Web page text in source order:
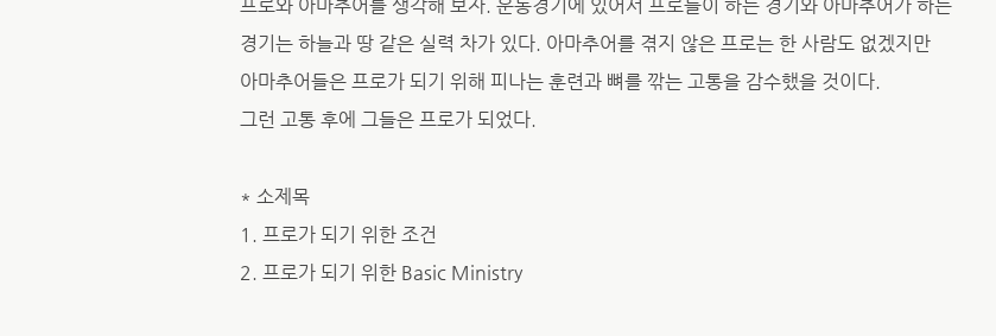
프로와 아마추어를 생각해 보자. 운동경기에 있어서 프로들이 하는 경기와 아마추어가 하는
경기는 하늘과 땅 같은 실력 차가 있다. 아마추어를 겪지 않은 프로는 한 사람도 없겠지만
아마추어들은 프로가 되기 위해 피나는 훈련과 뼈를 깎는 고통을 감수했을 것이다.
그런 고통 후에 그들은 프로가 되었다.
* 소제목
1. 프로가 되기 위한 조건
2. 프로가 되기 위한 Basic Ministry